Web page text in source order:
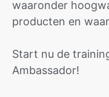
waaronder
producten en
Start nu de
Ambassador!